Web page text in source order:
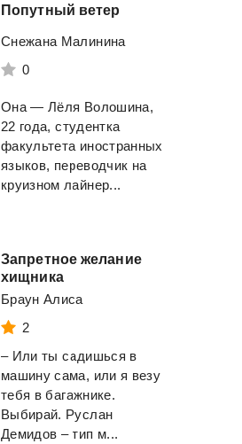
Империя
Вербер Бернард
Попутный ветер
Снежана Малинина
0
Она — Лёля Волошина,
22 года, студентка
факультета иностранных
языков, переводчик на
круизном лайнер...
Запретное желание
хищника
Браун Алиса
2
– Или ты садишься в
машину сама, или я везу
тебя в багажнике.
Выбирай. Руслан
Демидов – тип м...